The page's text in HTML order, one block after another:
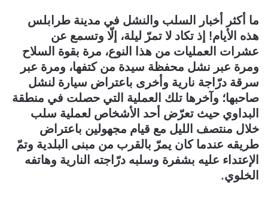
ما أكثر أخبار السلب والنشل في مدينة طرابلس
هذه الأيام! إذ تكاد لا تمرّ ليلة، إلّا وتسمع عن
عشرات العمليات من هذا النوع، مرة بقوة السلاح
ومرة عبر نشل محفظة سيدة من كتفها، ومرة عبر
سرقة درّاجة نارية وأخرى باعتراض سيارة لنشل
صاحبها؛ وآخرها تلك العملية التي حصلت في منطقة
البداوي حيث تعرّض أحد الأشخاص لعملية سلب
خلال منتصف الليل مع قيام مجهولين باعتراض
طريقه عندما كان يمرّ بالقرب من مبنى البلدية وتمّ
الإعتداء عليه بشفرة وسلبه درّاجته النارية وهاتفه
الخلوي.